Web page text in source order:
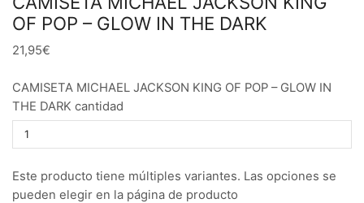
OF POP – GLOW IN THE DARK
21,95€
CAMISETA MICHAEL JACKSON KING OF POP – GLOW IN
THE DARK cantidad
Este producto tiene múltiples variantes. Las opciones se
pueden elegir en la página de producto